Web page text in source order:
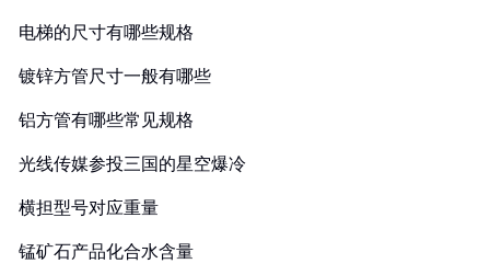
电梯的尺寸有哪些规格
镀锌方管尺寸一般有哪些
铝方管有哪些常见规格
光线传媒参投三国的星空爆冷
横担型号对应重量
锰矿石产品化合水含量